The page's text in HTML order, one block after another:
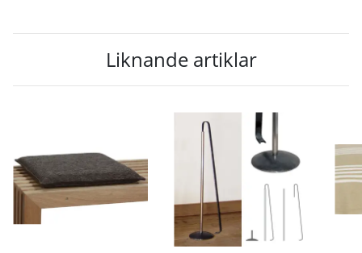
Liknande artiklar